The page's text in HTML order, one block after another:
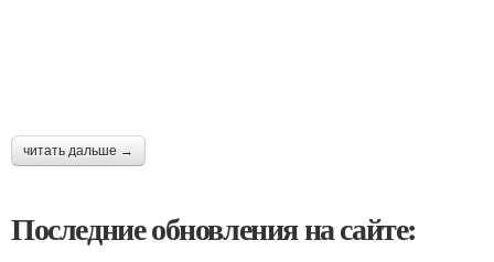
читать дальше →
Последние обновления на сайте: